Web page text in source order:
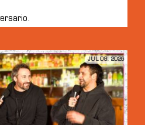
JUL 08, 2026